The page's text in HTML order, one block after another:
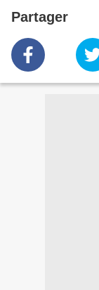
Partager